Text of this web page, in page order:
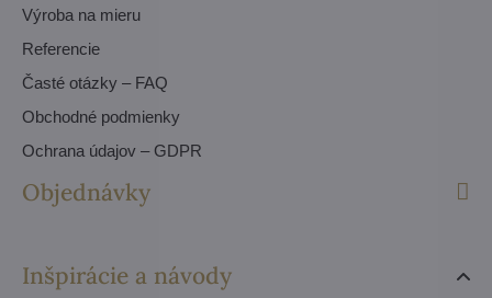
Výroba na mieru
Referencie
Časté otázky – FAQ
Obchodné podmienky
Ochrana údajov – GDPR
Objednávky
Inšpirácie a návody